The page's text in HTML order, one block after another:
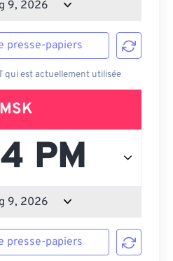
presse-papiers
qui est actuellement utilisée
MSK
presse-papiers